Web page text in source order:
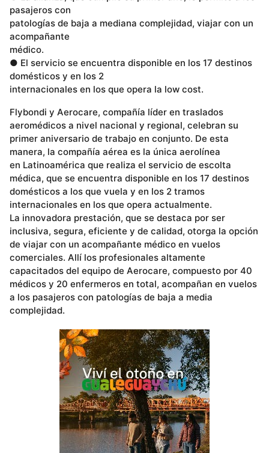
pasajeros con
patologías de baja a mediana complejidad, viajar con un
acompañante
médico.
● El servicio se encuentra disponible en los 17 destinos
domésticos y en los 2
internacionales en los que opera la low cost.
Flybondi y Aerocare, compañía líder en traslados
aeromédicos a nivel nacional y regional, celebran su
primer aniversario de trabajo en conjunto. De esta
manera, la compañía aérea es la única aerolínea
en Latinoamérica que realiza el servicio de escolta
médica, que se encuentra disponible en los 17 destinos
domésticos a los que vuela y en los 2 tramos
internacionales en los que opera actualmente.
La innovadora prestación, que se destaca por ser
inclusiva, segura, eficiente y de calidad, otorga la opción
de viajar con un acompañante médico en vuelos
comerciales. Allí los profesionales altamente
capacitados del equipo de Aerocare, compuesto por 40
médicos y 20 enfermeros en total, acompañan en vuelos
a los pasajeros con patologías de baja a media
complejidad.